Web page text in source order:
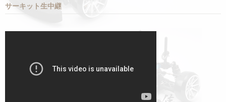
サーキット生中継